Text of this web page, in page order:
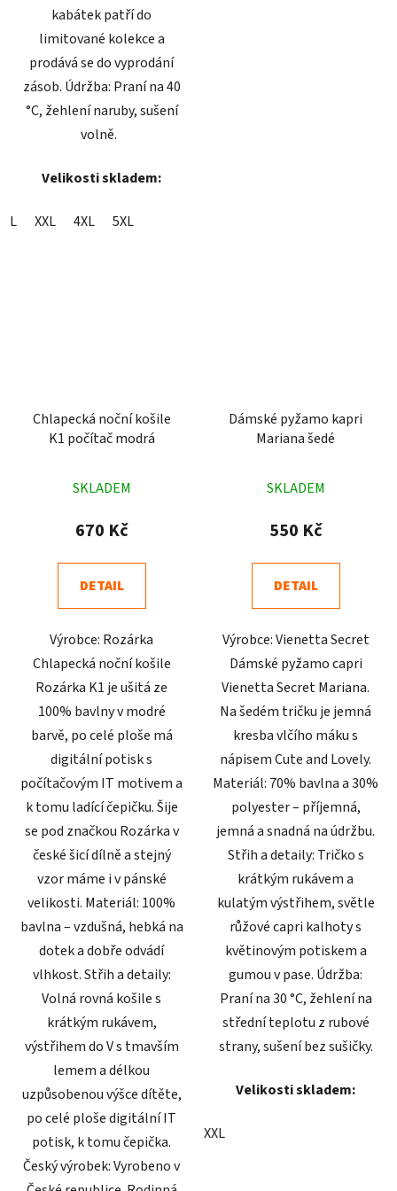
kabátek patří do
limitované kolekce a
prodává se do vyprodání
zásob. Údržba: Praní na 40
°C, žehlení naruby, sušení
volně.
Velikosti skladem:
L XXL 4XL 5XL
Chlapecká noční košile
K1 počítač modrá
hodnocení
produktu
4,0
z
hvězdiček.
SKLADEM
670 Kč
DETAIL
Výrobce: Rozárka
Chlapecká noční košile
Rozárka K1 je ušitá ze
100% bavlny v modré
barvě, po celé ploše má
digitální potisk s
počítačovým IT motivem a
k tomu ladící čepičku. Šije
se pod značkou Rozárka v
české šicí dílně a stejný
vzor máme i v pánské
velikosti. Materiál: 100%
bavlna – vzdušná, hebká na
dotek a dobře odvádí
vlhkost. Střih a detaily:
Volná rovná košile s
krátkým rukávem,
výstřihem do V s tmavším
lemem a délkou
uzpůsobenou výšce dítěte,
po celé ploše digitální IT
potisk, k tomu čepička.
Český výrobek: Vyrobeno v
Dámské pyžamo kapri
Mariana šedé
hodnocení
produktu
4,7
z
hvězdiček.
SKLADEM
550 Kč
DETAIL
Výrobce: Vienetta Secret
Dámské pyžamo capri
Vienetta Secret Mariana.
Na šedém tričku je jemná
kresba vlčího máku s
nápisem Cute and Lovely.
Materiál: 70% bavlna a 30%
polyester – příjemná,
jemná a snadná na údržbu.
Střih a detaily: Tričko s
krátkým rukávem a
kulatým výstřihem, světle
růžové capri kalhoty s
květinovým potiskem a
gumou v pase. Údržba:
Praní na 30 °C, žehlení na
střední teplotu z rubové
strany, sušení bez sušičky.
Velikosti skladem:
XXL